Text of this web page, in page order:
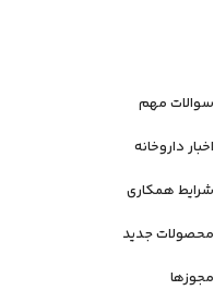
سوالات مهم
اخبار داروخانه
شرایط همکاری
محصولات جدید
مجوزها